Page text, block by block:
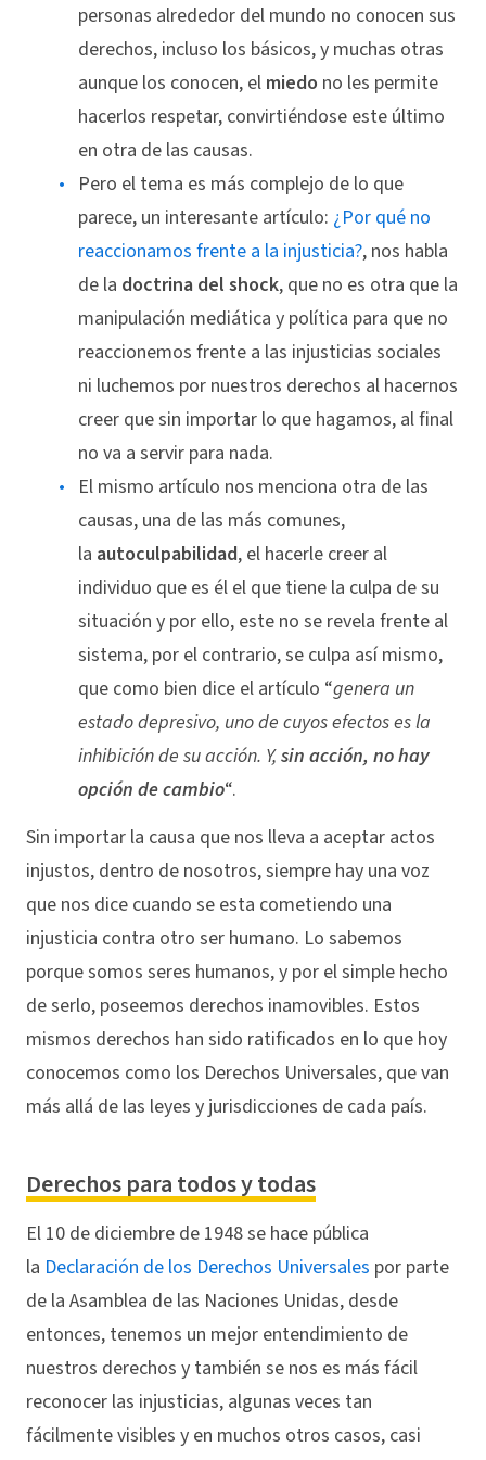
personas alrededor del mundo no conocen sus
derechos, incluso los básicos, y muchas otras
aunque los conocen, el miedo no les permite
hacerlos respetar, convirtiéndose este último
en otra de las causas.
Pero el tema es más complejo de lo que
parece, un interesante artículo: ¿Por qué no
reaccionamos frente a la injusticia?, nos habla
de la doctrina del shock, que no es otra que la
manipulación mediática y política para que no
reaccionemos frente a las injusticias sociales
ni luchemos por nuestros derechos al hacernos
creer que sin importar lo que hagamos, al final
no va a servir para nada.
El mismo artículo nos menciona otra de las
causas, una de las más comunes,
la autoculpabilidad, el hacerle creer al
individuo que es él el que tiene la culpa de su
situación y por ello, este no se revela frente al
sistema, por el contrario, se culpa así mismo,
que como bien dice el artículo “genera un
estado depresivo, uno de cuyos efectos es la
inhibición de su acción. Y,sin acción, no hay
opción de cambio“.
Sin importar la causa que nos lleva a aceptar actos
injustos, dentro de nosotros, siempre hay una voz
que nos dice cuando se esta cometiendo una
injusticia contra otro ser humano. Lo sabemos
porque somos seres humanos, y por el simple hecho
de serlo, poseemos derechos inamovibles. Estos
mismos derechos han sido ratificados en lo que hoy
conocemos como los Derechos Universales, que van
más allá de las leyes y jurisdicciones de cada país.
Derechos para todos y todas
El 10 de diciembre de 1948 se hace pública
la Declaración de los Derechos Universales por parte
de la Asamblea de las Naciones Unidas, desde
entonces, tenemos un mejor entendimiento de
nuestros derechos y también se nos es más fácil
reconocer las injusticias, algunas veces tan
fácilmente visibles y en muchos otros casos, casi